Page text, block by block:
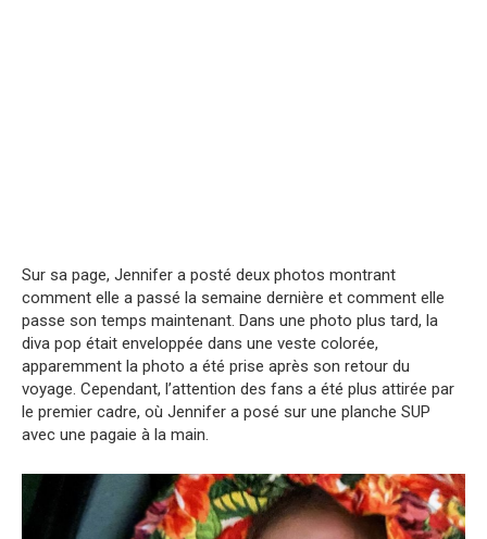
Sur sa page, Jennifer a posté deux photos montrant
comment elle a passé la semaine dernière et comment elle
passe son temps maintenant. Dans une photo plus tard, la
diva pop était enveloppée dans une veste colorée,
apparemment la photo a été prise après son retour du
voyage. Cependant, l’attention des fans a été plus attirée par
le premier cadre, où Jennifer a posé sur une planche SUP
avec une pagaie à la main.